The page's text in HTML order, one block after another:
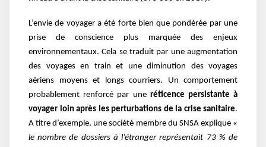
L’envie de voyager a été forte bien que pondérée par une
prise de conscience plus marquée des enjeux
environnementaux. Cela se traduit par une augmentation
des voyages en train et une diminution des voyages
aériens moyens et longs courriers. Un comportement
probablement renforcé par une réticence persistante à
voyager loin après les perturbations de la crise sanitaire.
A titre d’exemple, une société membre du SNSA explique «
le nombre de dossiers à l’étranger représentait 73 % de